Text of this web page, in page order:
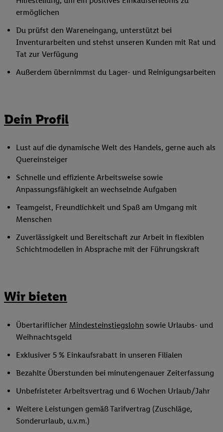
ermöglichen
Du prüfst den Wareneingang, unterstützt bei
Inventurarbeiten und stehst unseren Kunden mit Rat und
Tat zur Verfügung
Außerdem übernimmst du Lager- und Reinigungsarbeiten
Dein Profil
Lust auf die dynamische Welt des Handels, gerne auch als
Quereinsteiger
Schnelle und effiziente Arbeitsweise sowie
Anpassungsfähigkeit an wechselnde Aufgaben
Teamgeist, Freundlichkeit und Spaß am Umgang mit
Menschen
Zuverlässigkeit und Bereitschaft zur Arbeit in flexiblen
Schichtmodellen in Absprache mit der Führungskraft
Wir bieten
Übertariflicher Mindesteinstiegslohn sowie Urlaubs- und
Weihnachtsgeld
Exklusiver 5 % Einkaufsrabatt in unseren Filialen
Bezahlte Überstunden bei minutengenauer Zeiterfassung
Unbefristeter Arbeitsvertrag und 6 Wochen Urlaub/Jahr
Weitere Leistungen gemäß Tarifvertrag (Zuschläge,
Sonderurlaub, u.v.m.)